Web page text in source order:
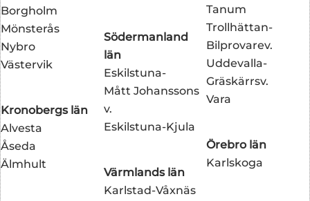
Borgholm
Mönsterås
Nybro
Västervik
Kronobergs län
Alvesta
Åseda
Älmhult
Södermanland
län
Eskilstuna-
Mått Johanssons
v.
Eskilstuna-Kjula
Värmlands län
Karlstad-Våxnäs
Tanum
Trollhättan-
Bilprovarev.
Uddevalla-
Gräskärrsv.
Vara
Örebro län
Karlskoga